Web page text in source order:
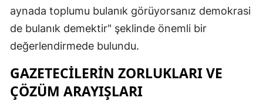
aynada toplumu bulanık görüyorsanız demokrasi
de bulanık demektir" şeklinde önemli bir
değerlendirmede bulundu.
GAZETECILERIN ZORLUKLARI VE
ÇÖZÜM ARAYIŞLARI